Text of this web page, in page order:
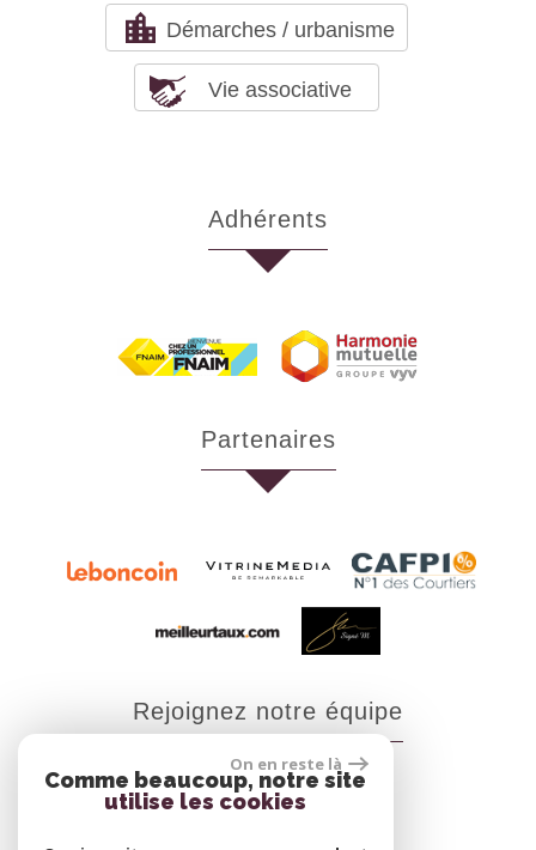
Démarches / urbanisme
Vie associative
adhérents
partenaires
rejoignez notre équipe
On en reste là
Comme beaucoup, notre site
utilise les cookies